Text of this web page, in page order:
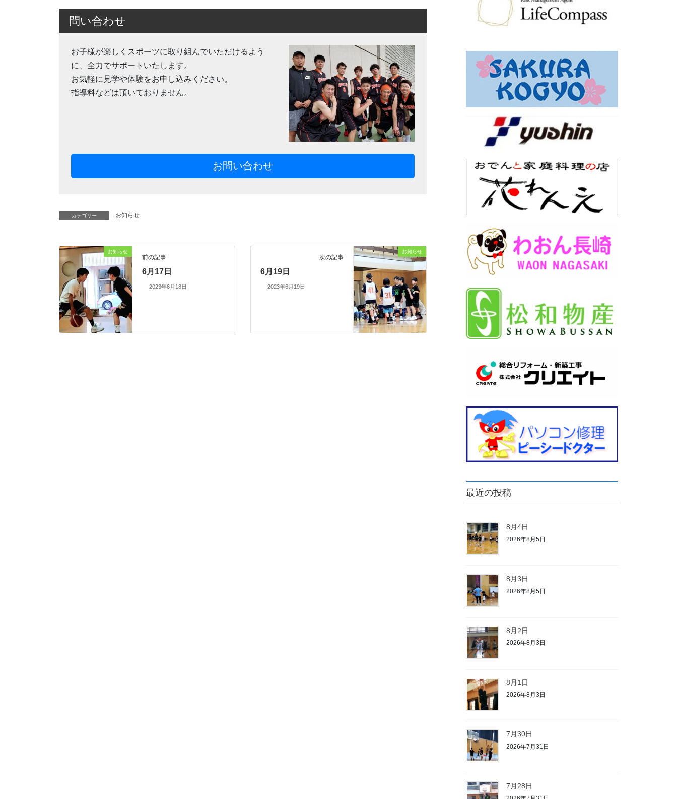
問い合わせ
お子様が楽しくスポーツに取り組んでいただけるよう
に、全力でサポートいたします。
お気軽に見学や体験をお申し込みください。
指導料などは頂いておりません。
お問い合わせ
カテゴリー お知らせ
お知らせ
前の記事
6月17日
2023年6月18日
お知らせ
次の記事
6月19日
2023年6月19日
最近の投稿
8月4日
2026年8月5日
8月3日
2026年8月5日
8月2日
2026年8月3日
8月1日
2026年8月3日
7月30日
2026年7月31日
7月28日